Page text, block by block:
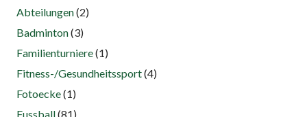
Abteilungen(2)
Badminton(3)
Familienturniere(1)
Fitness-/Gesundheitssport(4)
Fotoecke(1)
Fussball(81)